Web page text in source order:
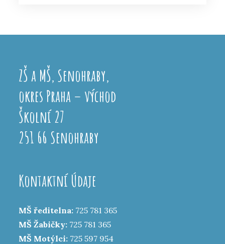
ZŠ a MŠ, Senohraby,
okres Praha – východ
Školní 27
251 66 Senohraby
Kontaktní Údaje
MŠ ředitelna: 725 781 365
MŠ Žabičky: 725 781 365
MŠ Motýlci: 725 597 954